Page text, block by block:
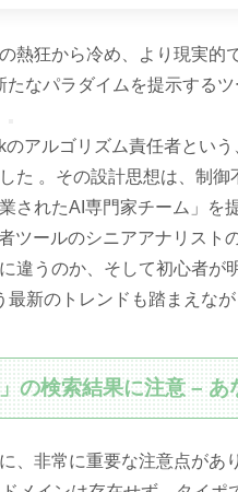
熱狂から冷め、より現実
たなパラダイムを提示する
のアルゴリズム責任者とい
た 。その設計思想は、制
されたAI専門家チーム」を
ツールのシニアアナリスト
違うのか、そして初心者が
新のトレンドも踏まえな
の検索結果に注意 –
、非常に重要な注意点があ